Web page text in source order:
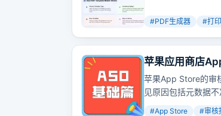
#PDF生成器 #打
苹果应用商店
苹果App Store的审
见原因包括元数据
#App Store #审核